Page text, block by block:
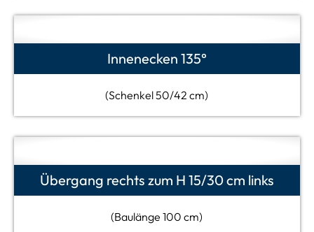
Innenecken 135°
(Schenkel 50/42 cm)
Übergang rechts zum H 15/30 cm links
(Baulänge 100 cm)